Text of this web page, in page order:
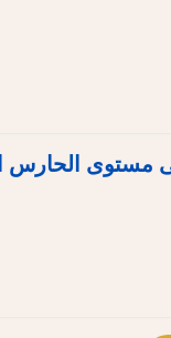
مستوى الحارس